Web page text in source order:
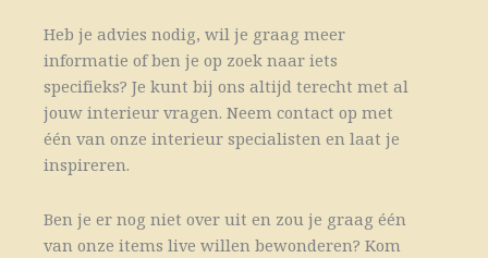
Heb je advies nodig, wil je graag meer
informatie of ben je op zoek naar iets
specifieks? Je kunt bij ons altijd terecht met al
jouw interieur vragen. Neem contact op met
één van onze interieur specialisten en laat je
inspireren.
Ben je er nog niet over uit en zou je graag één
van onze items live willen bewonderen? Kom